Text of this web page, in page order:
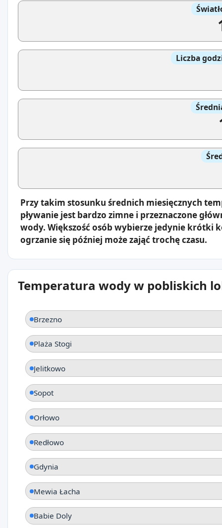
Liczba
Przy takim stosunku średnich miesięcznych
pływanie jest bardzo zimne i przeznaczone
wody. Większość osób wybierze jedynie krótki
ogrzanie się później może zająć trochę czasu.
Temperatura wody w pobliskich
Brzezno
Plaża Stogi
Jelitkowo
Sopot
Orłowo
Redłowo
Gdynia
Mewia Łacha
Babie Doly